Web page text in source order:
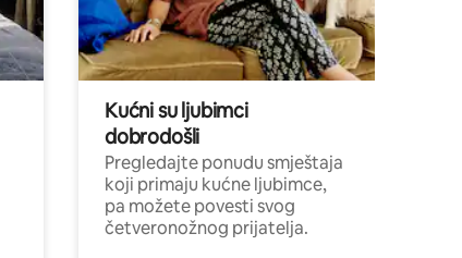
Kućni su ljubimci
dobrodošli
Pregledajte ponudu smještaja
koji primaju kućne ljubimce,
pa možete povesti svog
četveronožnog prijatelja.